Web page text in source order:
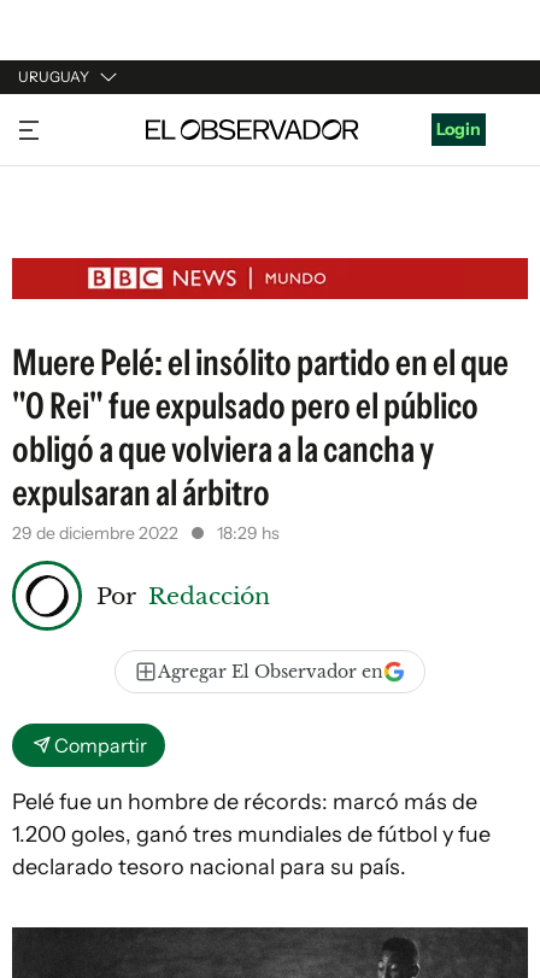
URUGUAY
URUGUAY
ARGENTINA
ESTADOS UNIDOS
Login
Muere Pelé: el insólito partido en el que
"O Rei" fue expulsado pero el público
obligó a que volviera a la cancha y
expulsaran al árbitro
29 de diciembre 2022 18:29 hs
Por Redacción
Agregar El Observador en
Compartir
Pelé fue un hombre de récords: marcó más de
1.200 goles, ganó tres mundiales de fútbol y fue
declarado tesoro nacional para su país.